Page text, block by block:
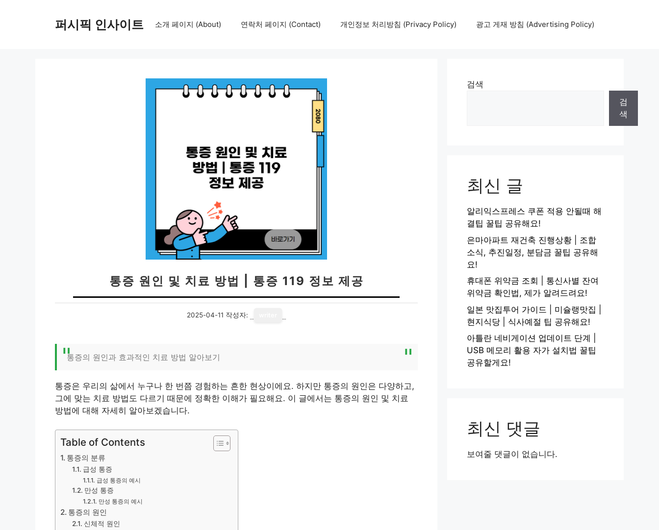
퍼시픽 인사이트 소개 페이지 (About) 연락처 페이지 (Contact) 개인정보 처리방침 (Privacy Policy) 광고 게재 방침 (Advertising Policy)
통증 원인 및 치료 방법 | 통증 119 정보 제공
2025-04-11 작성자:
통증의 원인과 효과적인 치료 방법 알아보기
통증은 우리의 삶에서 누구나 한 번쯤 경험하는 흔한 현상이에요. 하지만 통증의 원인은 다양하고,
그에 맞는 치료 방법도 다르기 때문에 정확한 이해가 필요해요. 이 글에서는 통증의 원인 및 치료
방법에 대해 자세히 알아보겠습니다.
Table of Contents
통증의 분류
급성 통증
급성 통증의 예시
만성 통증
만성 통증의 예시
통증의 원인
신체적 원인
검색
검
색
최신 글
알리익스프레스 쿠폰 적용 안될때 해
결팁 꿀팁 공유해요!
은마아파트 재건축 진행상황 | 조합
소식, 추진일정, 분담금 꿀팁 공유해
요!
휴대폰 위약금 조회 | 통신사별 잔여
위약금 확인법, 제가 알려드려요!
일본 맛집투어 가이드 | 미슐랭맛집 |
현지식당 | 식사예절 팁 공유해요!
아틀란 네비게이션 업데이트 단계 |
USB 메모리 활용 자가 설치법 꿀팁
공유할게요!
최신 댓글
보여줄 댓글이 없습니다.